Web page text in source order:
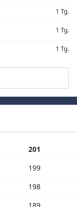
1 Tg.
1 Tg.
1 Tg.
201
199
198